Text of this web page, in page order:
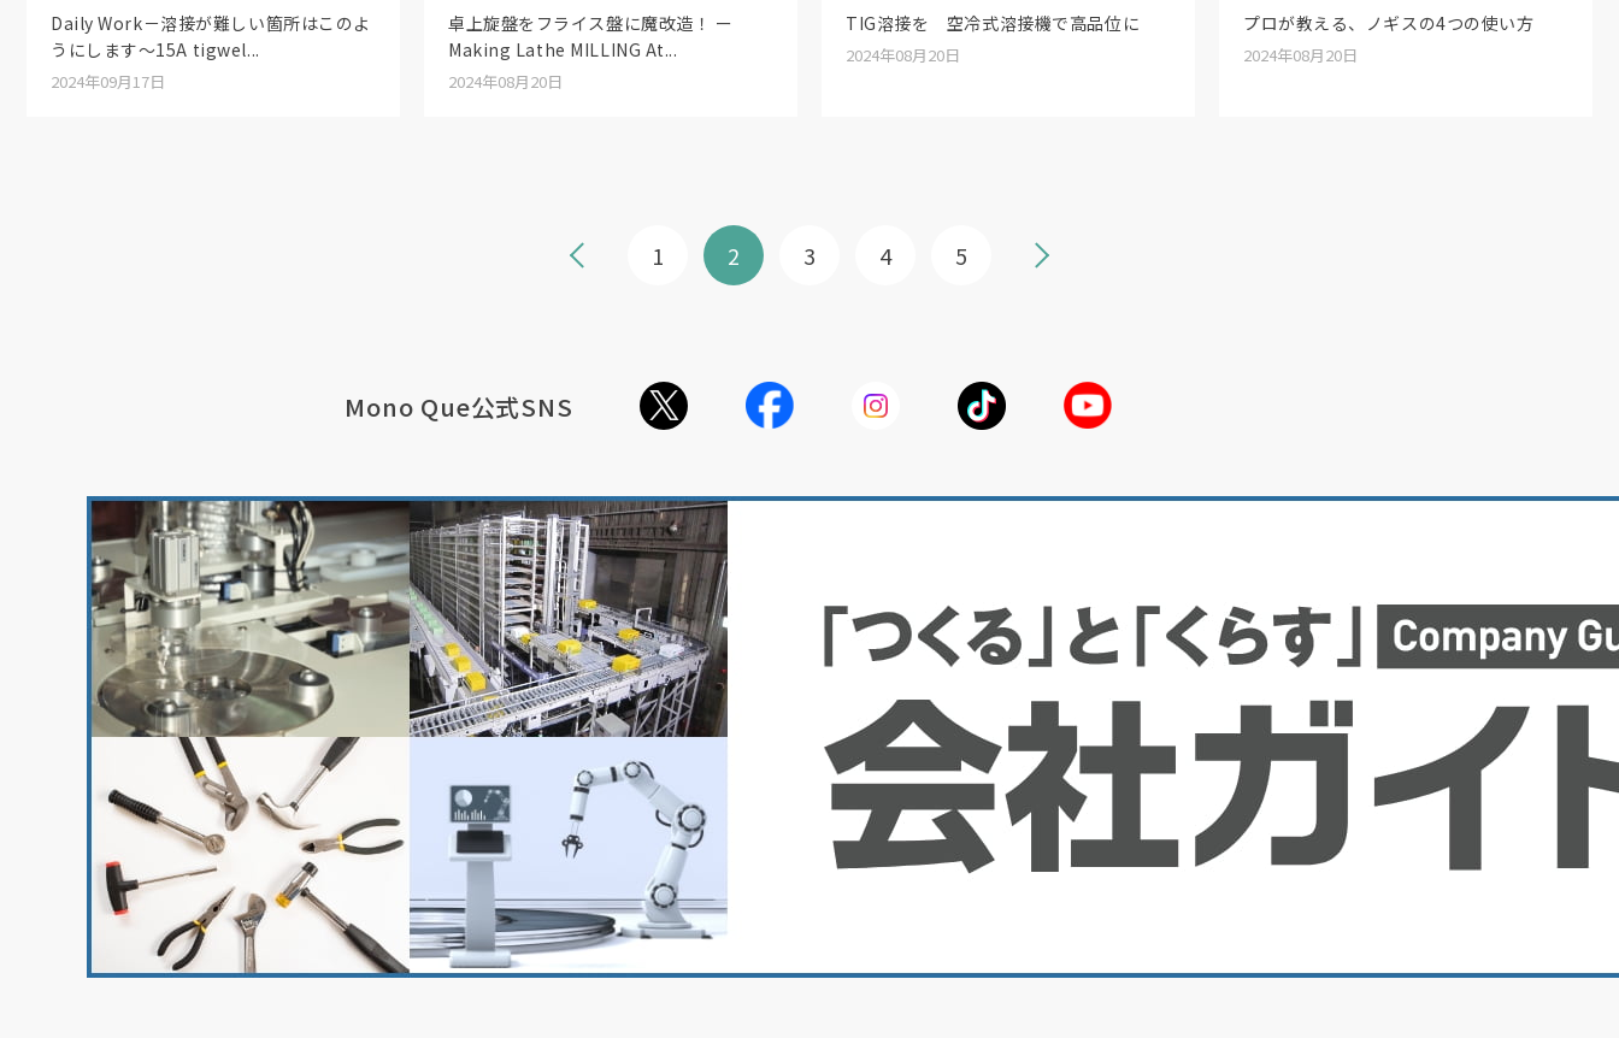
Daily Work－溶接が難しい箇所はこのよ
うにします〜15A tigwel...
2024年09月17日
卓上旋盤をフライス盤に魔改造！ ー
Making Lathe MILLING At...
2024年08月20日
TIG溶接を 空冷式溶接機で高品位に
2024年08月20日
プロが教える、ノギスの4つの使い方
2024年08月20日
1 2 3 4 5
Mono Que公式SNS